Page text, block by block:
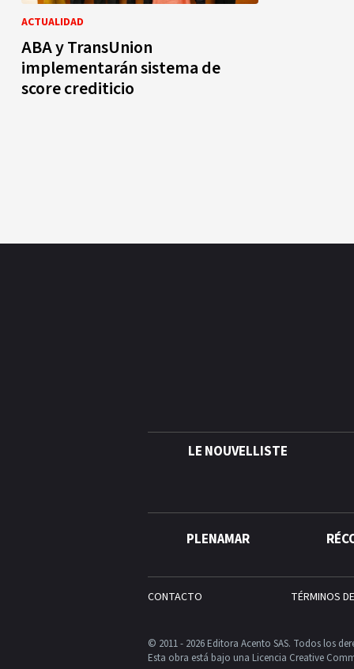
ACTUALIDAD
ABA y TransUnion
implementarán sistema de
score crediticio
LE NOUVELLISTE
PLENAMAR
CONTACTO TÉRMINOS
© 2011 - 2026 Editora Acento SAS. Todos los
Esta obra está bajo una Licencia Creative